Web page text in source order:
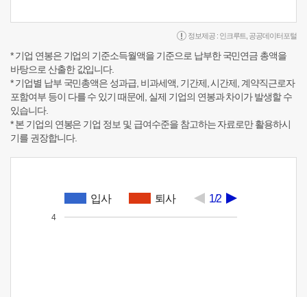
정보제공 : 인크루트 공공데이터포털
* 기업 연봉은 기업의 기준소득월액을 기준으로 납부한 국민연금 총액을
바탕으로 산출한 값입니다.
* 기업별 납부 국민총액은 성과급, 비과세액, 기간제, 시간제, 계약직근로자
포함여부 등이 다를 수 있기 때문에, 실제 기업의 연봉과 차이가 발생할 수
있습니다.
* 본 기업의 연봉은 기업 정보 및 급여수준을 참고하는 자료로만 활용하시
기를 권장합니다.
입사 퇴사 1/2
4